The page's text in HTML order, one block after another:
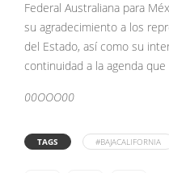
Federal Australiana para
su agradecimiento a los
del Estado, así como su
continuidad a la agenda que
00OOO00
TAGS #BAJACALIFORNIA